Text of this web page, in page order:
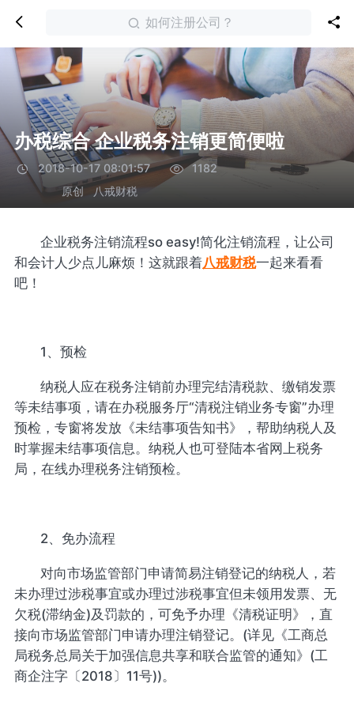
如何注册公司？
办税综合 企业税务注销更简便啦
2018-10-17 08:01:57
1182
原创
八戒财税
企业税务注销流程so easy!简化注销流程，让公司
和会计人少点儿麻烦！这就跟着八戒财税一起来看看
吧！
1、预检
纳税人应在税务注销前办理完结清税款、缴销发票
等未结事项，请在办税服务厅“清税注销业务专窗”办理
预检，专窗将发放《未结事项告知书》，帮助纳税人及
时掌握未结事项信息。纳税人也可登陆本省网上税务
局，在线办理税务注销预检。
2、免办流程
对向市场监管部门申请简易注销登记的纳税人，若
未办理过涉税事宜或办理过涉税事宜但未领用发票、无
欠税(滞纳金)及罚款的，可免予办理《清税证明》，直
接向市场监管部门申请办理注销登记。(详见《工商总
局税务总局关于加强信息共享和联合监管的通知》(工
商企注字〔2018〕11号))。